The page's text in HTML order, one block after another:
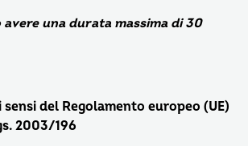
avere una durata massima di 30
sensi del Regolamento europeo (UE)
2003/196